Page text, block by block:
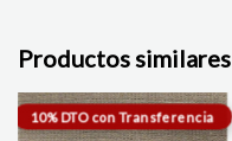
Productos similares